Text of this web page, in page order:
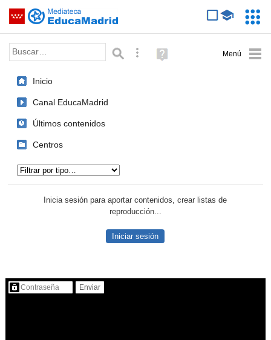
Saltar navegación
Palabra o frase: Búsqueda avanzada
Ayuda
(en
Inicio
Canal EducaMadrid
Últimos contenidos
Centros
Inicia sesión para aportar contenidos, crear listas de
reproducción...
Iniciar sesión
Contenido protegido…